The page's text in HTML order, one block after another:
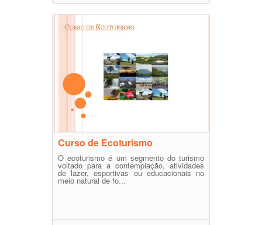
Curso de Ecoturismo
O ecoturismo é um segmento do turismo
voltado para a contemplação, atividades
de lazer, esportivas ou educacionais no
meio natural de fo...